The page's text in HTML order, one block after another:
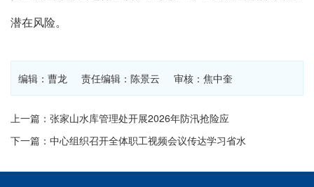
潜在风险。
编辑：曹龙 责任编辑：陈景云 审核：焦中奎
上一篇：张家山水库管理处开展2026年防汛抢险应
下一篇：中心组织召开全体职工视频会议传达学习省水